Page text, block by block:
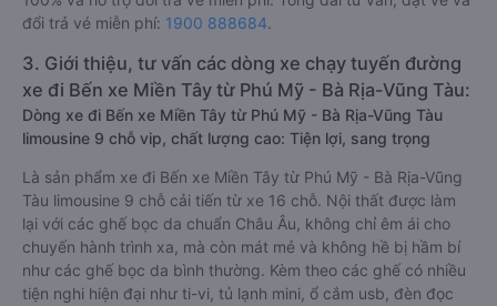
đổi trả vé miễn phí: 1900 888684.
3. Giới thiệu, tư vấn các dòng xe chạy tuyến đường
xe đi Bến xe Miền Tây từ Phú Mỹ - Bà Rịa-Vũng Tàu:
Dòng xe đi Bến xe Miền Tây từ Phú Mỹ - Bà Rịa-Vũng Tàu
limousine 9 chỗ vip, chất lượng cao: Tiện lợi, sang trọng
Là sản phẩm xe đi Bến xe Miền Tây từ Phú Mỹ - Bà Rịa-Vũng
Tàu limousine 9 chỗ cải tiến từ xe 16 chỗ. Nội thất được làm
lại với các ghế bọc da chuẩn Châu Âu, không chỉ êm ái cho
chuyến hành trình xa, mà còn mát mẻ và không hề bị hầm bí
như các ghế bọc da bình thường. Kèm theo các ghế có nhiều
tiện nghi hiện đại như ti-vi, tủ lạnh mini, ổ cắm usb, đèn đọc